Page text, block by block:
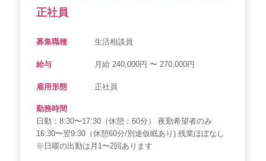
正社員
募集職種 生活相談員
給与 月給 240,000円 〜 270,000円
雇用形態 正社員
勤務時間
日勤：8:30〜17:30（休憩：60分） 夜勤希望者のみ
16:30〜翌9:30（休憩60分/別途仮眠あり) 残業ほぼなし
※日曜の出勤は月1〜2回あります